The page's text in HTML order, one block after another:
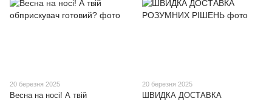
20 березня 2025
Весна на носі! А твій
20 березня 2025
ШВИДКА ДОСТАВКА